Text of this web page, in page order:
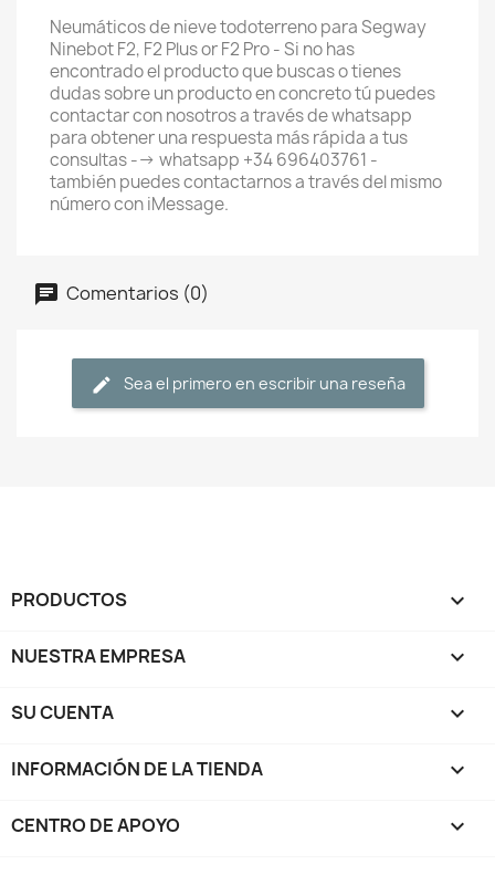
Neumáticos de nieve todoterreno para Segway
Ninebot F2, F2 Plus or F2 Pro - Si no has
encontrado el producto que buscas o tienes
dudas sobre un producto en concreto tú puedes
contactar con nosotros a través de whatsapp
para obtener una respuesta más rápida a tus
consultas --> whatsapp +34 696403761 -
también puedes contactarnos a través del mismo
número con iMessage.
Comentarios (0)
Sea el primero en escribir una reseña
PRODUCTOS 
NUESTRA EMPRESA 
SU CUENTA 
INFORMACIÓN DE LA TIENDA keyboard_arrow_down
CENTRO DE APOYO 